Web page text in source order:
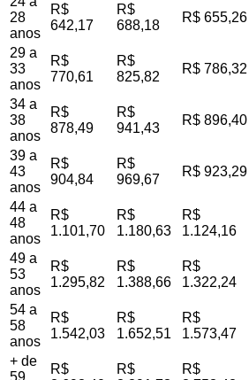
28
anos
R$
642,17
R$
688,18
R$ 655,26
29 a
33
anos
R$
770,61
R$
825,82
R$ 786,32
34 a
38
anos
R$
878,49
R$
941,43
R$ 896,40
39 a
43
anos
R$
904,84
R$
969,67
R$ 923,29
44 a
48
anos
R$
1.101,70
R$
1.180,63
R$
1.124,16
49 a
53
anos
R$
1.295,82
R$
1.388,66
R$
1.322,24
54 a
58
anos
R$
1.542,03
R$
1.652,51
R$
1.573,47
+ de
R$
R$
R$